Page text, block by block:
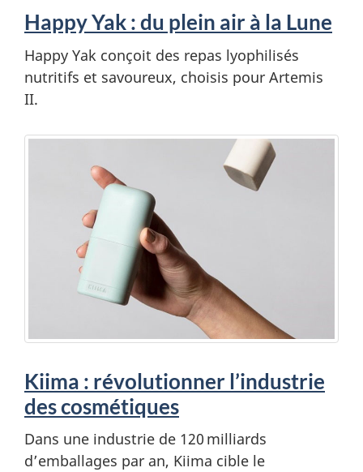
Happy Yak : du plein air à la Lune
Happy Yak conçoit des repas lyophilisés
nutritifs et savoureux, choisis pour Artemis
II.
Kiima : révolutionner l’industrie
des cosmétiques
Dans une industrie de 120 milliards
d’emballages par an, Kiima cible le